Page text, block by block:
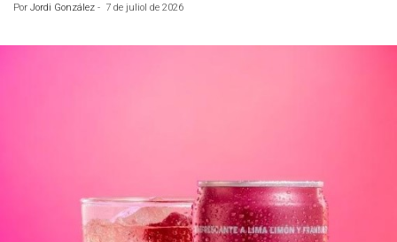
Por Jordi González - 7 de juliol de 2026